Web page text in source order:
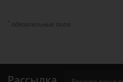
обязательные поля